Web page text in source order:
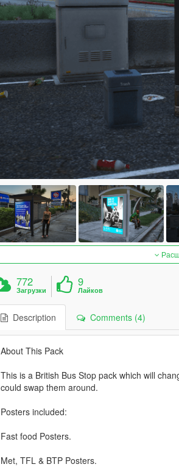
772
Загрузки
9
Лайков
Description Comments (4)
About This Pack
This is a British Bus Stop pack which will
could swap them around.
Posters included:
Fast food Posters.
Met, TFL & BTP Posters.